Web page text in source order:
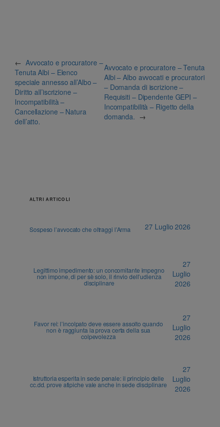
← Avvocato e procuratore –
Tenuta Albi – Elenco
speciale annesso all’Albo –
Diritto all’iscrizione –
Incompatibilità –
Cancellazione – Natura
dell’atto.
Avvocato e procuratore – Tenuta
Albi – Albo avvocati e procuratori
– Domanda di iscrizione –
Requisiti – Dipendente GEPI –
Incompatibilità – Rigetto della
domanda. →
ALTRI ARTICOLI
Sospeso l’avvocato che oltraggi l’Arma 27 Luglio 2026
Legittimo impedimento: un concomitante impegno
non impone, di per sè solo, il rinvio dell’udienza
disciplinare
27
Luglio
2026
Favor rei: l’incolpato deve essere assolto quando
non è raggiunta la prova certa della sua
colpevolezza
27
Luglio
2026
Istruttoria esperita in sede penale: il principio delle
cc.dd. prove atipiche vale anche in sede disciplinare
27
Luglio
2026